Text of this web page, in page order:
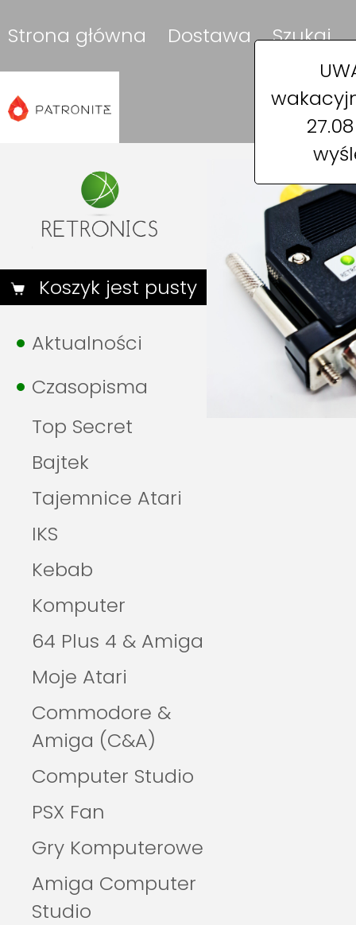
Strona główna Dostawa Szukaj
Koszyk jest pusty
Aktualności
Czasopisma
Top Secret
Bajtek
Tajemnice Atari
IKS
Kebab
Komputer
64 Plus 4 & Amiga
Moje Atari
Commodore &
Amiga (C&A)
Computer Studio
PSX Fan
Gry Komputerowe
Amiga Computer
Studio